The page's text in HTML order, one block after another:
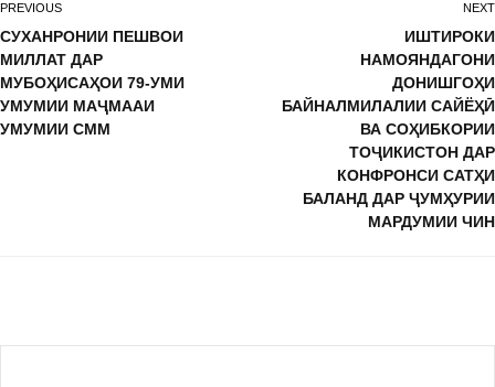
PREVIOUS
СУХАНРОНИИ ПЕШВОИ
МИЛЛАТ ДАР
МУБОҲИСАҲОИ 79-УМИ
УМУМИИ МАҶМААИ
УМУМИИ СММ
NEXT
ИШТИРОКИ
НАМОЯНДАГОНИ
ДОНИШГОҲИ
БАЙНАЛМИЛАЛИИ САЙËҲӢ
ВА СОҲИБКОРИИ
ТОҶИКИСТОН ДАР
КОНФРОНСИ САТҲИ
БАЛАНД ДАР ҶУМҲУРИИ
МАРДУМИИ ЧИН